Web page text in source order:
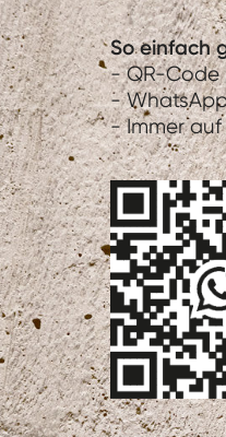
So einfach
- QR-Code
-
- Immer